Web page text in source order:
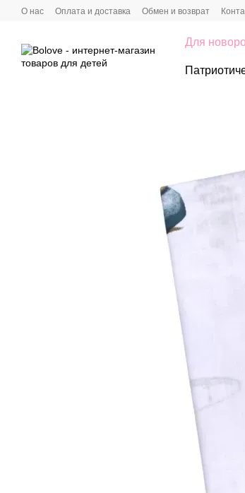
Перейти к основному контенту
О нас Оплата и доставка Обмен и возврат
Для